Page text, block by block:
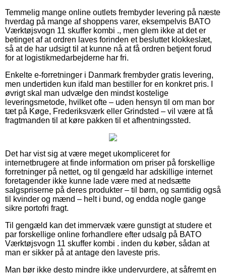
Temmelig mange online outlets frembyder levering på næste
hverdag på mange af shoppens varer, eksempelvis BATO
Værktøjsvogn 11 skuffer kombi ., men glem ikke at det er
betinget af at ordren laves forinden et besluttet klokkeslæt,
så at de har udsigt til at kunne nå at få ordren betjent forud
for at logistikmedarbejderne har fri.
Enkelte e-forretninger i Danmark frembyder gratis levering,
men undertiden kun ifald man bestiller for en konkret pris. I
øvrigt skal man udvælge den mindst kostelige
leveringsmetode, hvilket ofte – uden hensyn til om man bor
tæt på Køge, Frederiksværk eller Grindsted – vil være at få
fragtmanden til at køre pakken til et afhentningssted.
Det har vist sig at være meget ukompliceret for
internetbrugere at finde information om priser på forskellige
forretninger på nettet, og til gengæld har adskillige internet
foretagender ikke kunne lade være med at nedsætte
salgspriserne på deres produkter – til børn, og samtidig også
til kvinder og mænd – helt i bund, og endda nogle gange
sikre portofri fragt.
Til gengæld kan det immervæk være gunstigt at studere et
par forskellige online forhandlere efter udsalg på BATO
Værktøjsvogn 11 skuffer kombi . inden du køber, sådan at
man er sikker på at antage den laveste pris.
Man bør ikke desto mindre ikke undervurdere, at såfremt en